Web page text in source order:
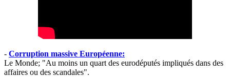
- Corruption massive Européenne:
Le Monde; "Au moins un quart des eurodéputés impliqués dans des
affaires ou des scandales".